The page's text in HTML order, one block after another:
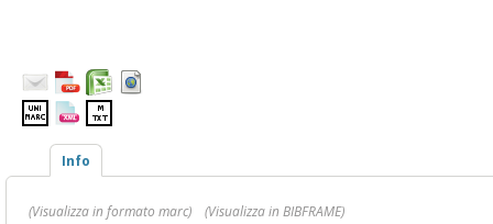
Info
(Visualizza in formato marc)
(Visualizza in BIBFRAME)